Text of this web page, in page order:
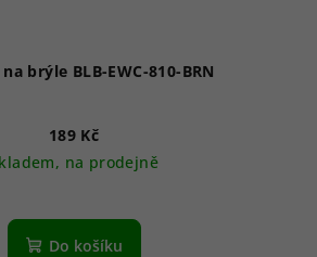
brýle BLB-EWC-810-BRN
189 Kč
na prodejně
Do košíku